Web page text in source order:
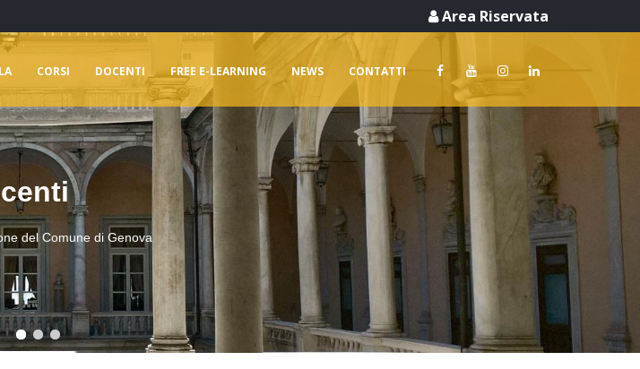
Area Riservata
CORSI DOCENTI FREE E-LEARNING NEWS CONTATTI
del Comune di Genova